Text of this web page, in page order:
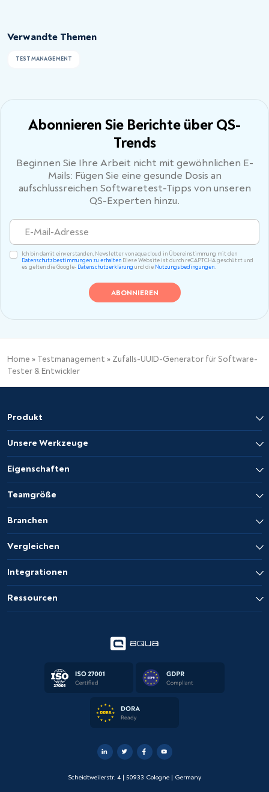
Verwandte Themen
TESTMANAGEMENT
Abonnieren Sie Berichte über QS-
Trends
Beginnen Sie Ihre Arbeit nicht mit gewöhnlichen E-
Mails: Fügen Sie eine gesunde Dosis an
aufschlussreichen Softwaretest-Tipps von unseren
QS-Experten hinzu.
Ich bin damit einverstanden, Newsletter von aqua cloud in Übereinstimmung mit den
Datenschutzbestimmungen zu erhalten Diese Website ist durch reCAPTCHA geschützt und
es gelten die Google- Datenschutzerklärung und die Nutzungsbedingungen.
Home » Testmanagement » Zufalls-UUID-Generator für Software-
Tester & Entwickler
Scheidtweilerstr. 4 | 50933 Cologne | Germany
Produkt
Unsere Werkzeuge
Eigenschaften
Teamgröße
Branchen
Vergleichen
Integrationen
Ressourcen